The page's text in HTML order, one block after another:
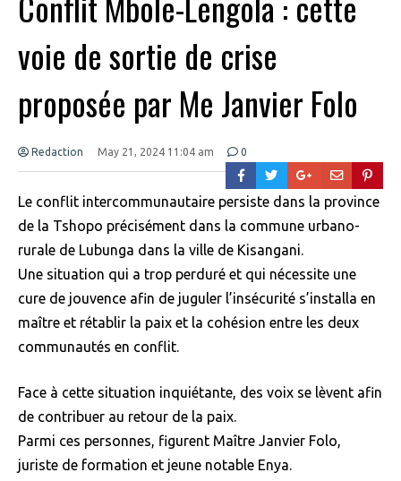
voie de sortie de crise
proposée par Me Janvier Folo
Redaction May 21, 2024 11:04 am 0
Le conflit intercommunautaire persiste dans la province
de la Tshopo précisément dans la commune urbano-
rurale de Lubunga dans la ville de Kisangani.
Une situation qui a trop perduré et qui nécessite une
cure de jouvence afin de juguler l’insécurité s’installa en
maître et rétablir la paix et la cohésion entre les deux
communautés en conflit.
Face à cette situation inquiétante, des voix se lèvent afin
de contribuer au retour de la paix.
Parmi ces personnes, figurent Maître Janvier Folo,
juriste de formation et jeune notable Enya.